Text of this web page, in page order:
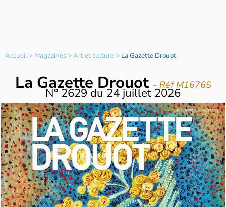
Accueil> Magazines>Art et culture> La Gazette Drouot
La Gazette Drouot - Réf M1676S
N°2629du24 juillet 2026